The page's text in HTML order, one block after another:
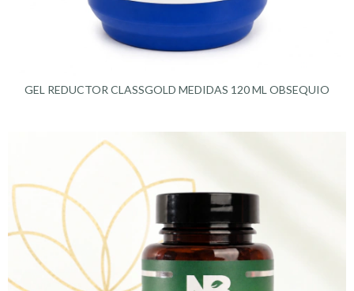
GEL REDUCTOR CLASSGOLD MEDIDAS 120 ML OBSEQUIO